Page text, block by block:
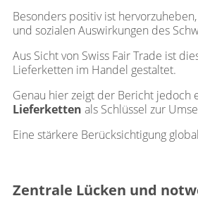
Besonders positiv ist
und sozialen Auswirkungen des
Aus Sicht von Swiss Fair Trade ist
Lieferketten im Handel gestaltet.
Genau hier zeigt der Bericht jedoch
Lieferketten als Schlüssel zur
Eine stärkere Berücksichtigung
Zentrale Lücken und